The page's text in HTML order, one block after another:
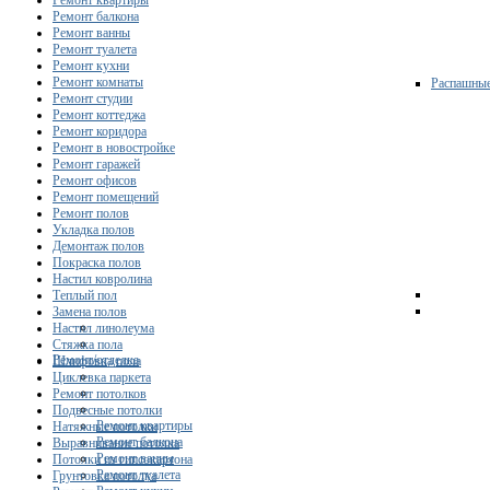
Ремонт/отделка
Ремонт квартиры
Ремонт балкона
Ремонт ванны
Ремонт туалета
Ремонт балкона
Ремонт ванны
Ремонт туалета
Ремонт кухни
Ремонт комнаты
Ремонт студии
Ремонт коттеджа
Ремонт коридора
Ремонт в новостройке
Ремонт гаражей
Ремонт офисов
Ремонт помещений
Ремонт полов
Укладка полов
Демонтаж полов
Покраска полов
Настил ковролина
Теплый пол
Замена полов
Настил линолеума
Стяжка пола
Шлифовка пола
Циклевка паркета
Ремонт потолков
Подвесные потолки
Натяжные потолки
Выравнивание потолка
Потолки из гипсокартона
Грунтовка потолка